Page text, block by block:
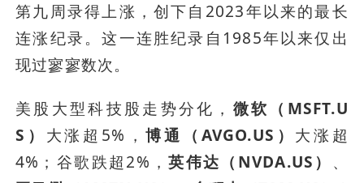
第九周录得上涨，创下自2023年以来的最长
连涨纪录。这一连胜纪录自1985年以来仅出
现过寥寥数次。
美股大型科技股走势分化， 微软（MSFT.U
S） 大涨超5%，博通（AVGO.US） 大涨超
4%；谷歌跌超2%，英伟达（NVDA.US） 、